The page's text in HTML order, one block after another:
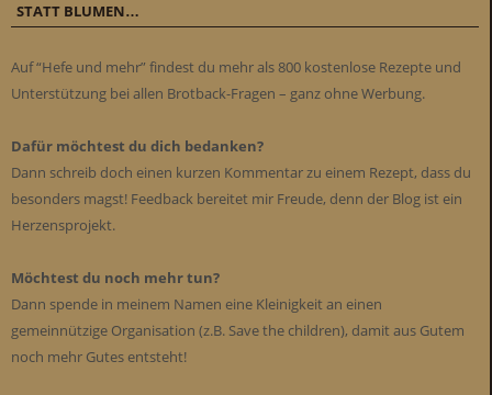
STATT BLUMEN…
Auf “Hefe und mehr” findest du mehr als 800 kostenlose Rezepte und
Unterstützung bei allen Brotback-Fragen – ganz ohne Werbung.
Dafür möchtest du dich bedanken?
Dann schreib doch einen kurzen Kommentar zu einem Rezept, dass du
besonders magst! Feedback bereitet mir Freude, denn der Blog ist ein
Herzensprojekt.
Möchtest du noch mehr tun?
Dann spende in meinem Namen eine Kleinigkeit an einen
gemeinnützige Organisation (z.B. Save the children), damit aus Gutem
noch mehr Gutes entsteht!